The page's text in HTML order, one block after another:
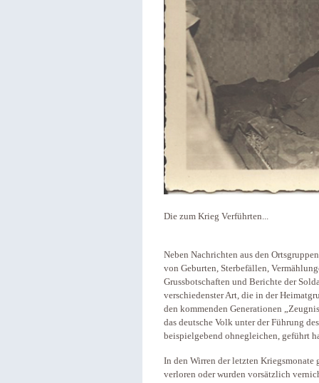
Die zum Krieg Verführten...
Neben Nachrichten aus den
von Geburten, Sterbefällen,
Grussbotschaften und Berichte der
verschiedenster Art, die in der
den kommenden Generationen
das deutsche Volk unter der Führung
beispielgebend ohnegleichen, geführt
In den Wirren der letzten
verloren oder wurden vorsätzlich